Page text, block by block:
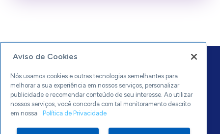
0800 570 0800
sebrae.mg
Aviso de Cookies
Nós usamos cookies e outras tecnologias semelhantes para
melhorar a sua experiência em nossos serviços, personalizar
publicidade e recomendar conteúdo de seu interesse. Ao utilizar
nossos serviços, você concorda com tal monitoramento descrito
em nossa
Política de Privacidade